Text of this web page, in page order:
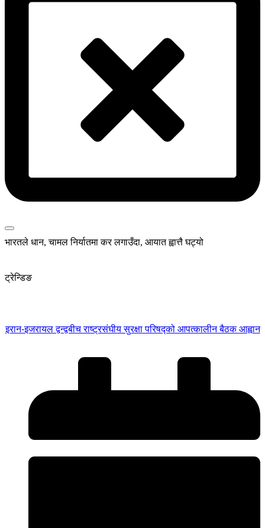
भारतले धान, चामल निर्यातमा कर लगाउँदा, आयात ह्वात्तै घट्यो
ट्रेन्डिङ
इरान-इजरायल द्वन्द्वबीच राष्ट्रसंघीय सुरक्षा परिषद्को आपत्कालीन बैठक आह्वान